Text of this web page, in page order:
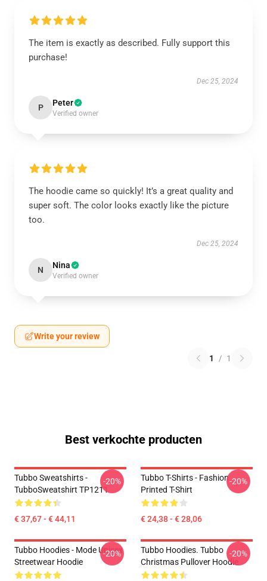
The item is exactly as described. Fully support this
purchase!
Dec 25, 2024
P Peter
Verified owner
The hoodie came so quickly! It’s a great quality and
super soft. The color looks exactly like the picture
too.
Dec 25, 2024
N Nina
Verified owner
Write your review
1 / 1
Best verkochte producten
Tubbo Sweatshirts -
TubboSweatshirt TP1211
€ 37,67 - € 44,11
-20%
Tubbo T-Shirts - Fashion
Printed T-Shirt
€ 24,38 - € 28,06
-20%
Tubbo Hoodies - Mode Unisex
Streetwear Hoodie
-20%
Tubbo Hoodies. Tubbo
Christmas Pullover Hoodie
-20%